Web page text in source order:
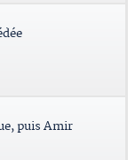
puis Amir